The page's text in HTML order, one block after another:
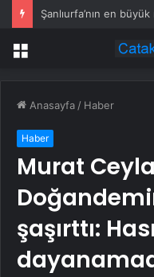
Menü
Anasayfa / Haber
Haber
Murat
şaşırttı: